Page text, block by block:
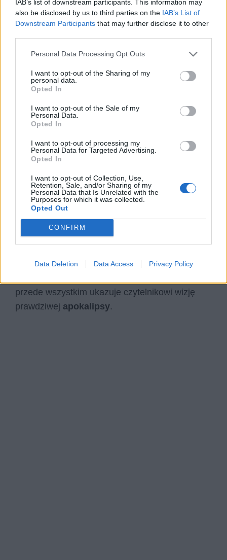
IAB’s list of downstream participants. This information may
also be disclosed by us to third parties on the IAB’s List of
Downstream Participants that may further disclose it to other
Personal Data Processing Opt Outs
I want to opt-out of the Sharing of my
personal data.
Opted In
I want to opt-out of the Sale of my
Personal Data.
Opted In
I want to opt-out of processing my
Personal Data for Targeted Advertising.
Opted In
I want to opt-out of Collection, Use,
Retention, Sale, and/or Sharing of my
Personal Data that Is Unrelated with the
Purposes for which it was collected.
Opted Out
CONFIRM
Data Deletion Data Access Privacy Policy
wybuchem konfliktu.
Przyboś opisuje to, co dzieje się przed oczami
jego wyobraźnitu i teraz , nie skupia się na
przeszłości czy na tym, co dopiero nadejdzie.
Katastrofa rozgrywa się w jego umyśle na
naprawdę jego losy zostały już zapisane i
zostało ono już zrujnowane, zanim nadeszły
obce wojska i zniszczyły wszystko. Przyboś
zwraca też uwagę na naturę, która jako jedyna
dla niej prawdziwą wolność.
Przyboś porównuje poetę do ptaka. Jest to
symbol na przykład jegowolności twórczej,
której nie da się ujarzmić. Marzy o tym, że po
odradzającej się ojczyzny. Jednak wciąż
przede wszystkim ukazuje czytelnikowi wizję
prawdziwej apokalipsy.